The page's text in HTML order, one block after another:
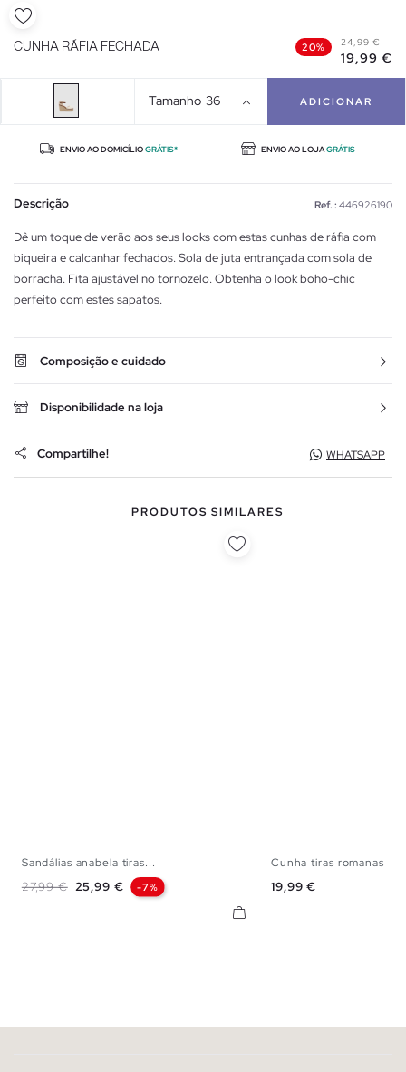
CUNHA RÁFIA FECHADA 20% 24,99 €
19,99 €
Tamanho 36 ADICIONAR
ENVIO AO DOMICÍLIOGRÁTIS* ENVIO AO LOJAGRÁTIS
Descrição Ref. : 446926190
Dê um toque de verão aos seus looks com estas cunhas de ráfia com
biqueira e calcanhar fechados. Sola de juta entrançada com sola de
borracha. Fita ajustável no tornozelo. Obtenha o look boho-chic
perfeito com estes sapatos.
Composição e cuidado
Disponibilidade na loja
Compartilhe! WHATSAPP
PRODUTOS SIMILARES
Sandálias anabela tiras...
Preço normal
27,99 € Preço
25,99 € -7%
Cunha tiras romanas
Preço
19,99 €